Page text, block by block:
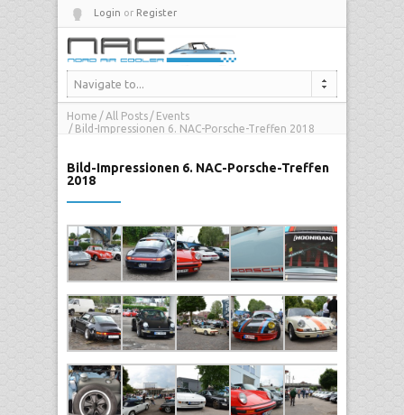
Login or Register
Navigate to...
Home All Posts
Events
Bild-Impressionen 6. NAC-Porsche-Treffen 2018
Bild-Impressionen 6. NAC-Porsche-Treffen
2018